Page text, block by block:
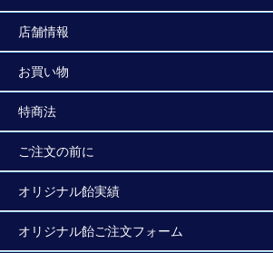
店舗情報
お買い物
特商法
ご注文の前に
オリジナル飴実績
オリジナル飴ご注文フォーム